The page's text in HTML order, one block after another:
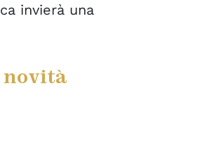
invierà una
novità